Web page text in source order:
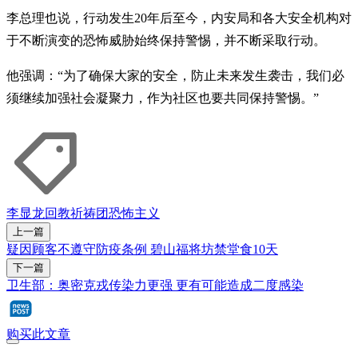
李总理也说，行动发生20年后至今，内安局和各大安全机构对
于不断演变的恐怖威胁始终保持警惕，并不断采取行动。
他强调：“为了确保大家的安全，防止未来发生袭击，我们必
须继续加强社会凝聚力，作为社区也要共同保持警惕。”
李显龙回教祈祷团恐怖主义
上一篇
疑因顾客不遵守防疫条例 碧山福将坊禁堂食10天
下一篇
卫生部：奥密克戎传染力更强 更有可能造成二度感染
购买此文章